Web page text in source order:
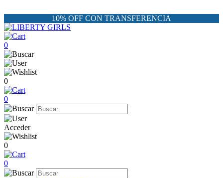
10% OFF CON TRANSFERENCIA
0
0
0
Acceder
0
0